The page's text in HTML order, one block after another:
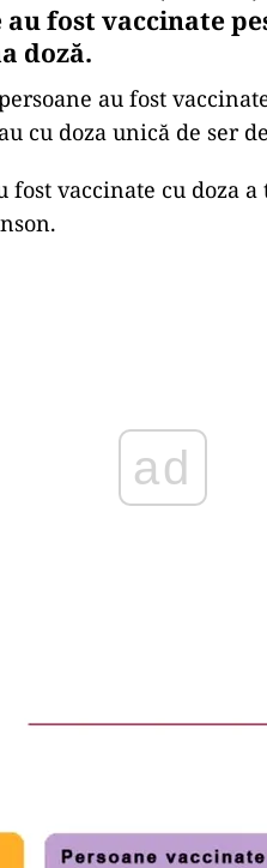
fost vaccinate
doză.
au fost
cu doza unică de ser
fost vaccinate cu doza